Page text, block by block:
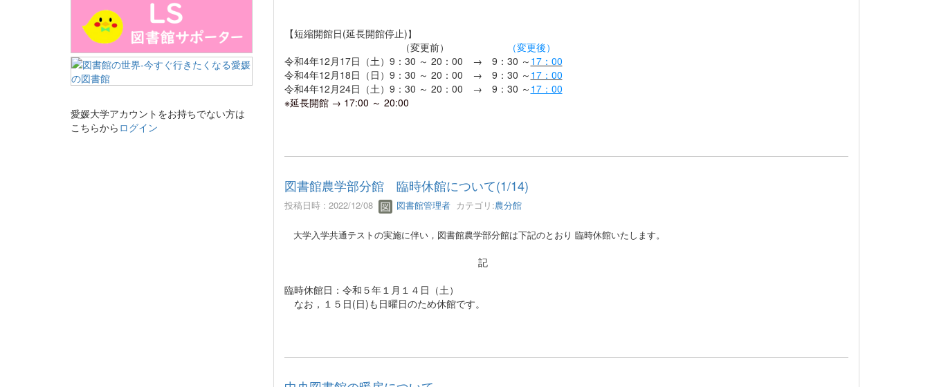
【短縮開館日(延長開館停止)】
（変更前）
（変更後）
令和4年12月17日（土）9：30 ～ 20：00 → 9：30 ～ 17：00
令和4年12月18日（日）9：30 ～ 20：00 → 9：30 ～ 17：00
令和4年12月24日（土）9：30 ～ 20：00 → 9：30 ～ 17：00
※延長開館 → 17:00 ～ 20:00
図書館農学部分館 臨時休館について(1/14)
投稿日時 : 2022/12/08 図書館管理者カテゴリ:農分館
大学入学共通テストの実施に伴い，図書館農学部分館は下記のとおり 臨時休館いたします。
記
臨時休館日：令和５年１月１４日（土）
なお，１５日(日)も日曜日のため休館です。
愛媛大学アカウントをお持ちでない方は
こちらから ログイン